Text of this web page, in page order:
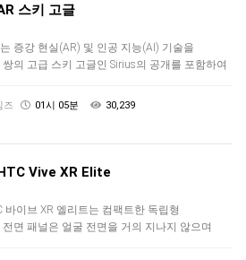
스키 고글
증강 현실(AR) 및 인공 지능(AI) 기술을
의 고급 스키 고글인 Sirius의 공개를 포함하여
즈 01시 05분 30,239
Vive XR Elite
바이브 XR 엘리트는 컴팩트한 독립형
면 패널은 얼굴 전면을 거의 지나지 않으며